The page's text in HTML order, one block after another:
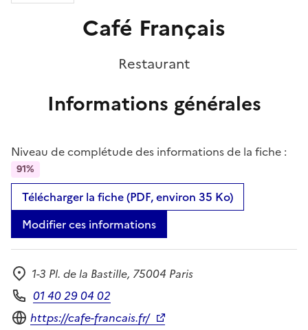
Café Français
Restaurant
Informations générales
Niveau de complétude des informations de la fiche :
91%
Télécharger la fiche (PDF, environ 35 Ko)
Modifier ces informations
Adresse
1-3 Pl. de la Bastille, 75004 Paris
Téléphone
01 40 29 04 02
Site internet
https://cafe-francais.fr/